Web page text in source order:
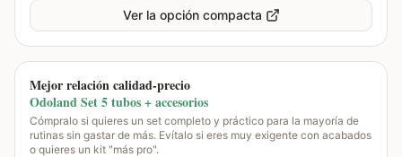
Ver la opción compacta
Mejor relación calidad-precio
Odoland Set 5 tubos + accesorios
Cómpralo si quieres un set completo y práctico para la mayoría de
rutinas sin gastar de más. Evítalo si eres muy exigente con acabados
o quieres un kit "más pro".